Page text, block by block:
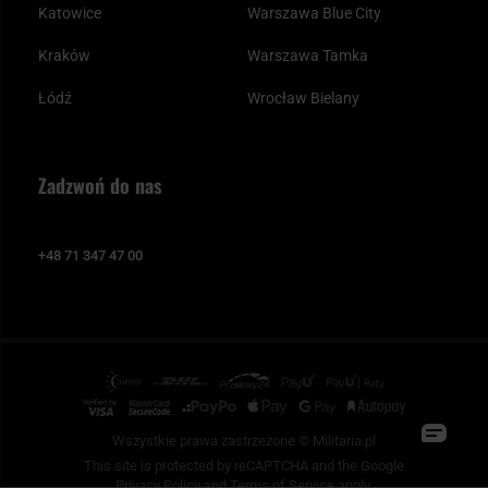
Katowice
Kraków
Łódź
Warszawa Blue City
Warszawa Tamka
Wrocław Bielany
Zadzwoń do nas
+48 71 347 47 00
Wszystkie prawa zastrzeżone © Militaria.pl
This site is protected by reCAPTCHA and the Google